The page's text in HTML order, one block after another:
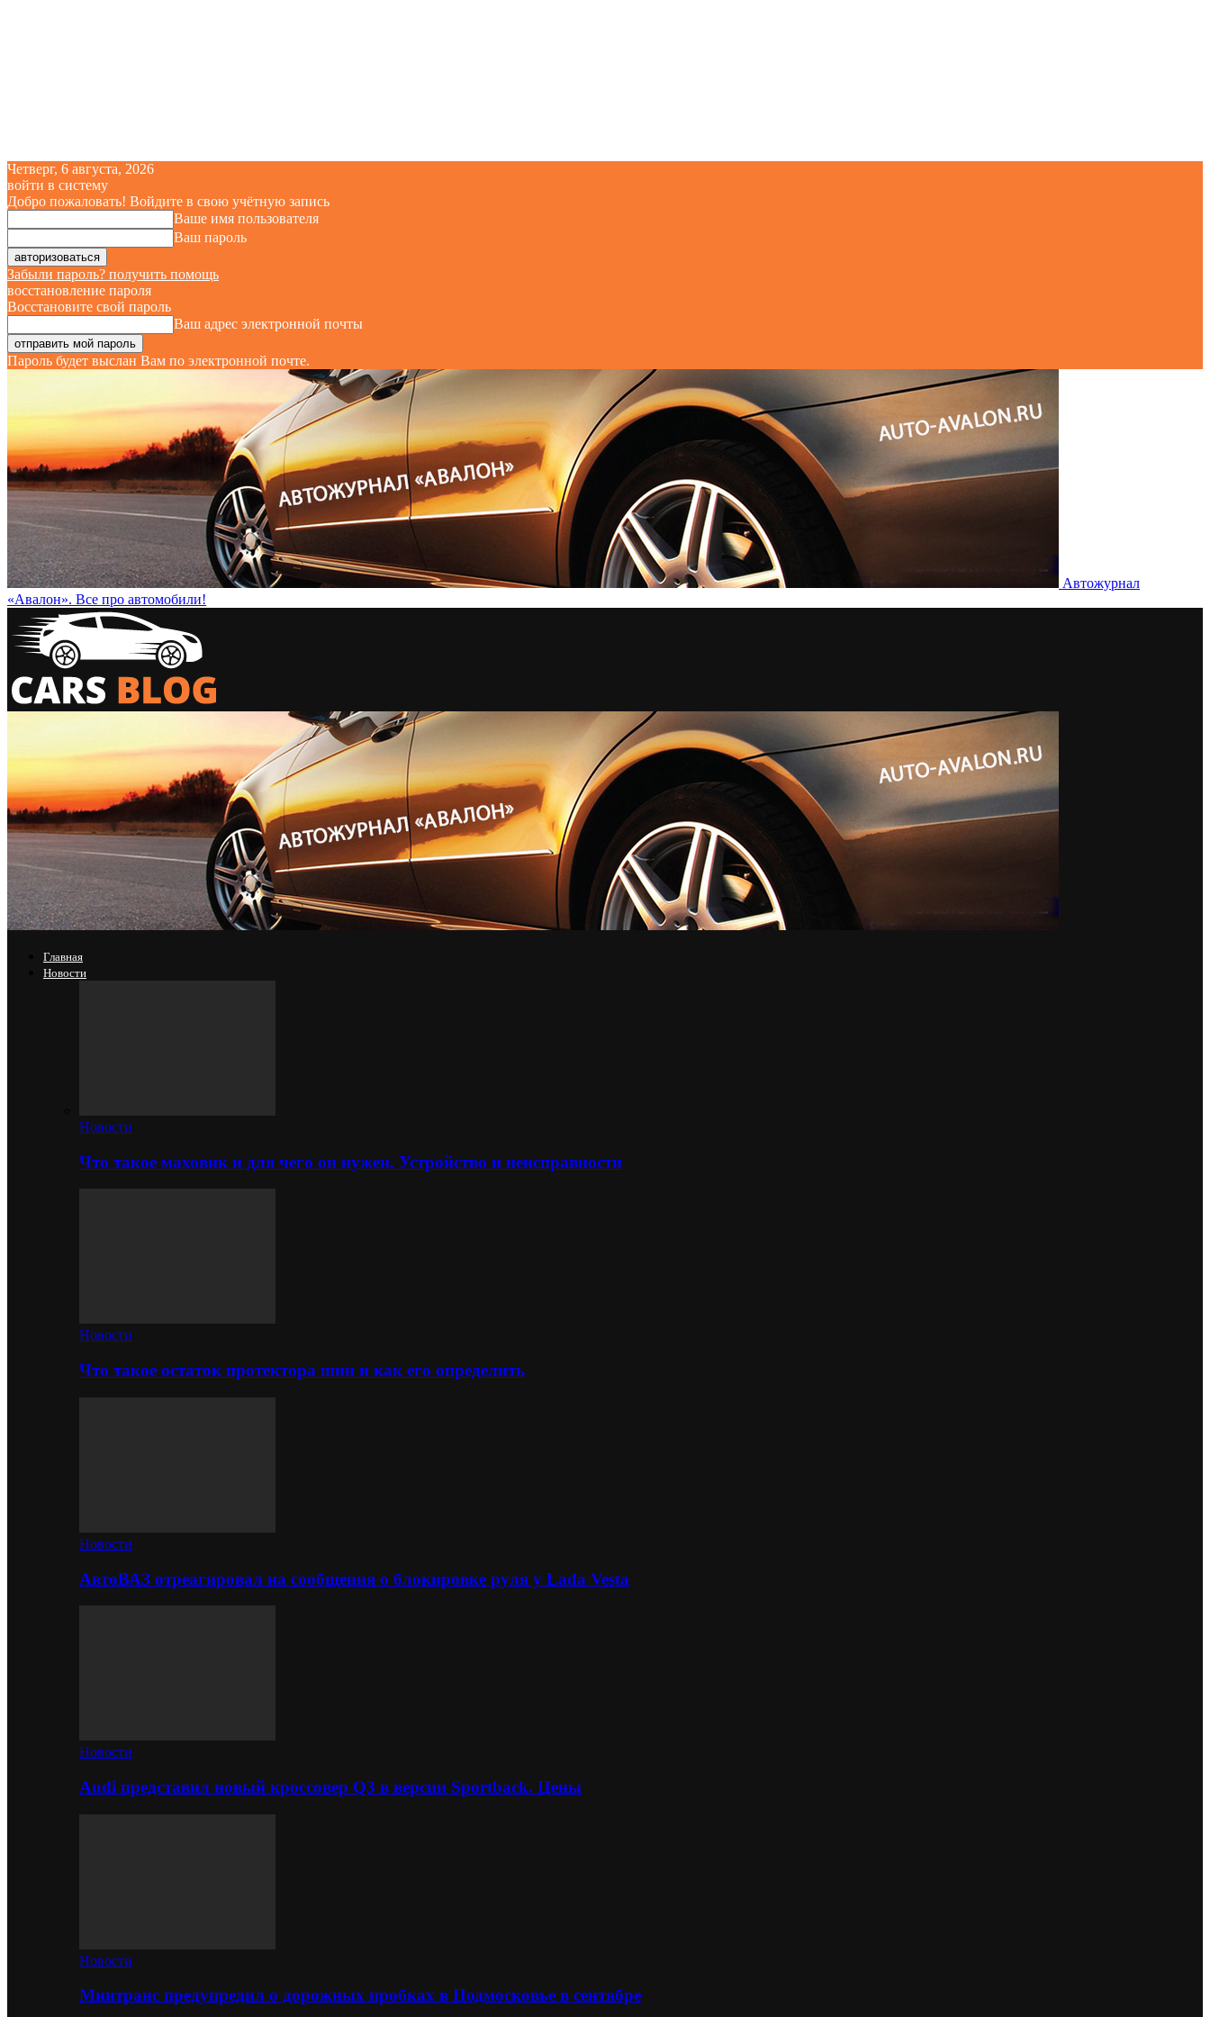
Четверг, 6 августа, 2026
войти в систему
Добро пожаловать! Войдите в свою учётную запись
Ваше имя пользователя
Ваш пароль
Забыли пароль? получить помощь
восстановление пароля
Восстановите свой пароль
Ваш адрес электронной почты
Пароль будет выслан Вам по электронной почте.
Автожурнал
«Авалон». Все про автомобили!
Главная
Новости
Новости
Что такое маховик и для чего он нужен. Устройство и неисправности
Новости
Что такое остаток протектора шин и как его определить
Новости
АвтоВАЗ отреагировал на сообщения о блокировке руля у Lada Vesta
Новости
Audi представил новый кроссовер Q3 в версии Sportback. Цены
Новости
Минтранс предупредил о дорожных пробках в Подмосковье в сентябре